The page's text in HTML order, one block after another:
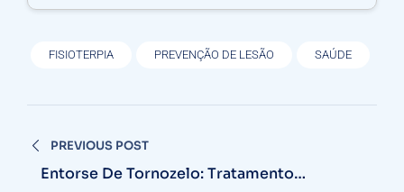
FISIOTERPIA PREVENÇÃO DE LESÃO SAÚDE
de
PREVIOUS POST
Entorse De Tornozelo: Tratamento